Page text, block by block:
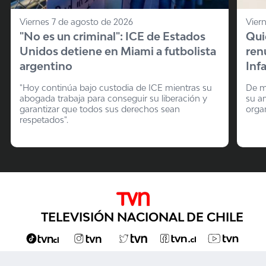
Viernes 7 de agosto de 2026
"No es un criminal": ICE de Estados
Unidos detiene en Miami a futbolista
argentino
"Hoy continúa bajo custodia de ICE mientras su
abogada trabaja para conseguir su liberación y
garantizar que todos sus derechos sean
respetados".
De
su
TELEVISIÓN NACIONAL DE CHILE